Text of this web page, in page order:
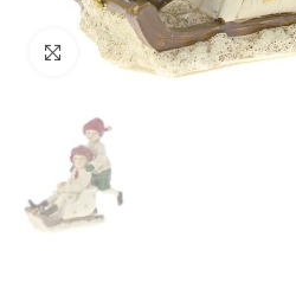
Click to enlarge